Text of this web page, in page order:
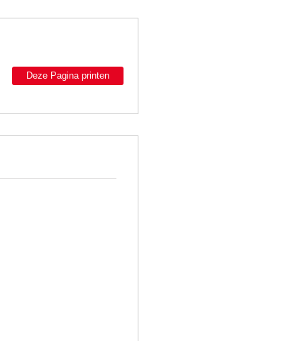
Deze Pagina printen